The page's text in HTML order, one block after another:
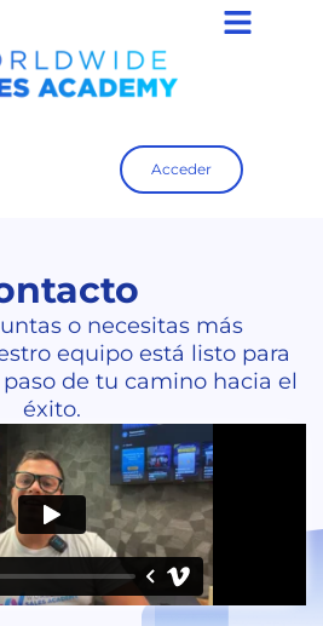
Acceder
o necesitas más
equipo está listo para
de tu camino hacia el
éxito.